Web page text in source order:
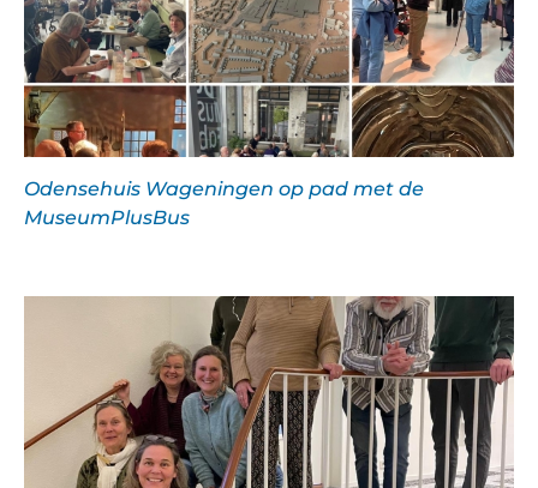
Odensehuis Wageningen op pad met de
MuseumPlusBus